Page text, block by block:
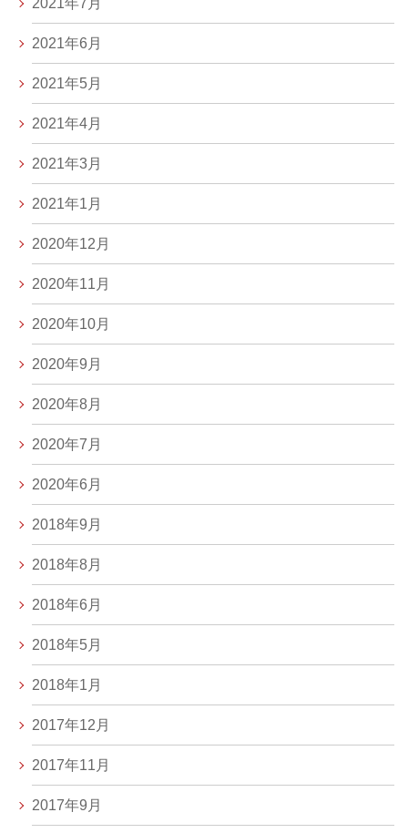
2021年7月
2021年6月
2021年5月
2021年4月
2021年3月
2021年1月
2020年12月
2020年11月
2020年10月
2020年9月
2020年8月
2020年7月
2020年6月
2018年9月
2018年8月
2018年6月
2018年5月
2018年1月
2017年12月
2017年11月
2017年9月